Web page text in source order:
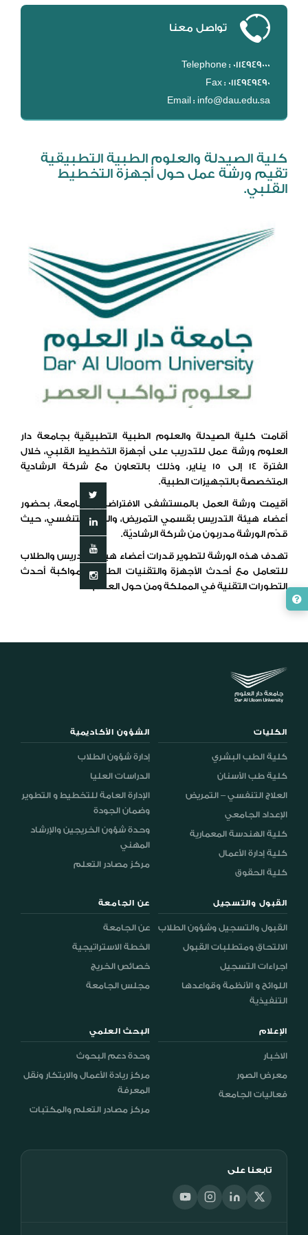
تواصل معنا
Telephone : 0114949000
Fax : 0114949490
Email : info@dau.edu.sa
كلية الصيدلة والعلوم الطبية التطبيقية
تقيم ورشة عمل حول أجهزة التخطيط
القلبي.
أقامت كلية الصيدلة والعلوم الطبية التطبيقية بجامعة دار
العلوم ورشة عمل للتدريب على أجهزة التخطيط القلبي، خلال
الفترة 14 إلى 15 يناير، وذلك بالتعاون مع شركة الرشادية
المتخصصة بالتجهيزات الطبية.
أقيمت ورشة العمل بالمستشفى الافتراضي بالجامعة، بحضور
أعضاء هيئة التدريس بقسمي التمريض، والعلاج التنفسي، حيث
قدّم الورشة مدربون من شركة الرشاديّة.
تهدف هذه الورشة لتطوير قدرات أعضاء هيئة التدريس والطلاب
للتعامل مع أحدث الأجهزة والتقنيات الطبيّة، ومواكبة أحدث
التطورات التقنية في المملكة ومن حول العالم.
الكليات
كلية الطب البشري
كلية طب الأسنان
العلاج التنفسي – التمريض
الإعداد الجامعي
كلية الهندسة المعمارية
كلية إدارة الأعمال
كلية الحقوق
الشؤون الأكاديمية
إدارة شؤون الطلاب
الدراسات العليا
الإدارة العامة للتخطيط و التطوير
وضمان الجودة
وحدة شؤون الخريجين والإرشاد
المهني
مركز مصادر التعلم
القبول والتسجيل
القبول والتسجيل وشؤون الطلاب
الالتحاق ومتطلبات القبول
اجراءات التسجيل
اللوائح و الأنظمة وقواعدها
التنفيذية
عن الجامعة
عن الجامعة
الخطة الاستراتيجية
خصائص الخريج
مجلس الجامعة
الإعلام
الاخبار
معرض الصور
فعاليات الجامعة
البحث العلمي
وحدة دعم البحوث
مركز ريادة الأعمال والابتكار ونقل
المعرفة
مركز مصادر التعلم والمكتبات
تابعنا على